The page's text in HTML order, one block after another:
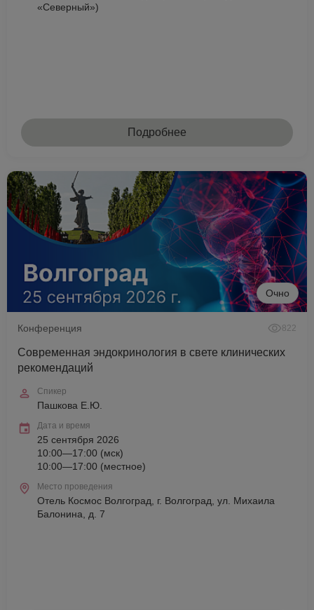
«Северный»)
Подробнее
Очно
Конференция 822
Современная эндокринология в свете клинических
рекомендаций
Спикер
Пашкова Е.Ю.
Дата и время
25 сентября 2026
10:00—17:00 (мск)
10:00—17:00 (местное)
Место проведения
Отель Космос Волгоград, г. Волгоград, ул. Михаила
Балонина, д. 7